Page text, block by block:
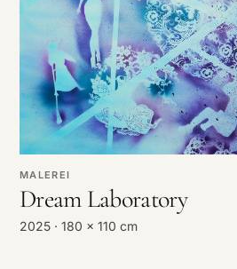
MALEREI
Dream Laboratory
2025 · 180 x 110 cm